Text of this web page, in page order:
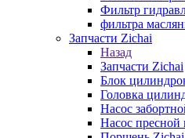
Фильтр
фильтра
Запчасти Zichai
Назад
Запчасти Zichai
Блок
Головка
Насос
Насос пресной